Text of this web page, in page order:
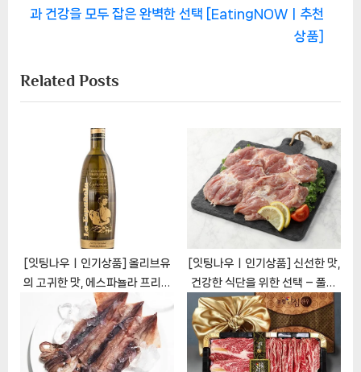
색
v
u
s
e
P
o
과 건강을 모두 잡은 완벽한 선택 [EatingNOWㅣ추천
상품]
Related Posts
[잇팅나우ㅣ인기상품] 올리브유
의 고귀한 맛, 에스파뇰라 프리미
엄 엑스트라버진 올리브유 만쟈니
아 [EatingNOWㅣ추천상품]
[잇팅나우ㅣ인기상품] 신선한 맛,
건강한 식단을 위한 선택 – 풀토
래 신선냉장 닭통다리살
[EatingNOWㅣ추천상품]